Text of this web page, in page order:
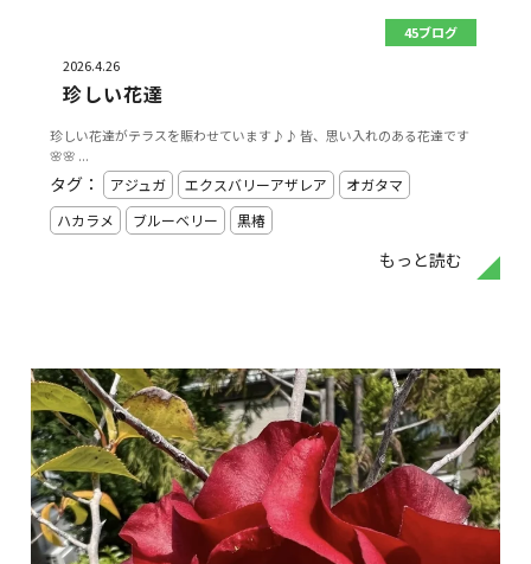
45ブログ
2026.4.26
珍しい花達
珍しい花達がテラスを賑わせています♪♪ 皆、思い入れのある花達です
🌸🌸 ...
もっと読む
タグ： アジュガ エクスバリーアザレア
オガタマ
ハカラメ
ブルーベリー 黒椿